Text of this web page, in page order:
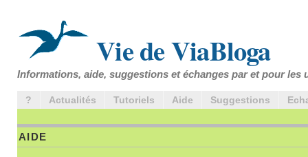
Vie de ViaBloga
Informations, aide, suggestions et échanges par et pour les
? Actualités Tutoriels Aide Suggestions
AIDE